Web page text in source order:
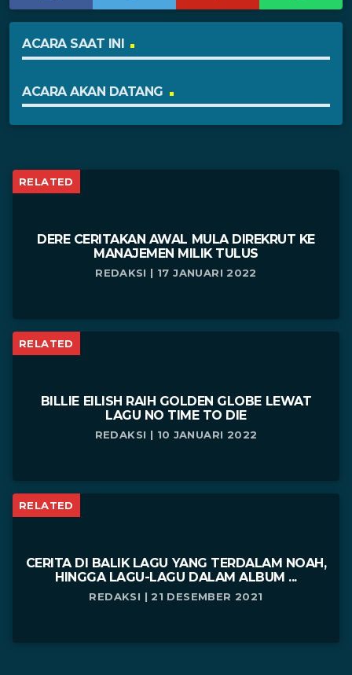
ACARA SAAT INI
ACARA AKAN DATANG
RELATED
DERE CERITAKAN AWAL MULA DIREKRUT KE
MANAJEMEN MILIK TULUS
REDAKSI | 17 JANUARI 2022
RELATED
BILLIE EILISH RAIH GOLDEN GLOBE LEWAT
LAGU NO TIME TO DIE
REDAKSI | 10 JANUARI 2022
RELATED
CERITA DI BALIK LAGU YANG TERDALAM NOAH,
HINGGA LAGU-LAGU DALAM ALBUM ...
REDAKSI | 21 DESEMBER 2021